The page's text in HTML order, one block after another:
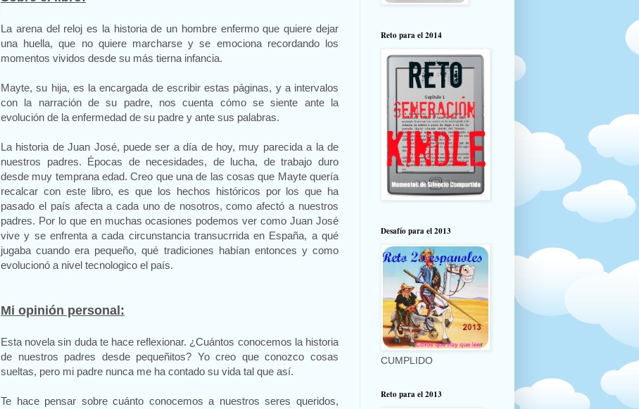
La arena del reloj es la historia de un hombre enfermo que quiere dejar
una huella, que no quiere marcharse y se emociona recordando los
momentos vividos desde su más tierna infancia.
Mayte, su hija, es la encargada de escribir estas páginas, y a intervalos
con la narración de su padre, nos cuenta cómo se siente ante la
evolución de la enfermedad de su padre y ante sus palabras.
La historia de Juan José, puede ser a día de hoy, muy parecida a la de
nuestros padres. Épocas de necesidades, de lucha, de trabajo duro
desde muy temprana edad. Creo que una de las cosas que Mayte quería
recalcar con este libro, es que los hechos históricos por los que ha
pasado el país afecta a cada uno de nosotros, como afectó a nuestros
padres. Por lo que en muchas ocasiones podemos ver como Juan José
vive y se enfrenta a cada circunstancia transucrrida en España, a qué
jugaba cuando era pequeño, qué tradiciones habían entonces y como
evolucionó a nivel tecnologico el país.
Mi opinión personal:
Esta novela sin duda te hace reflexionar. ¿Cuántos conocemos la historia
de nuestros padres desde pequeñitos? Yo creo que conozco cosas
sueltas, pero mi padre nunca me ha contado su vida tal que así.
Te hace pensar sobre cuánto conocemos a nuestros seres queridos,
Reto para el 2014
Desafío para el 2013
CUMPLIDO
Reto para el 2013